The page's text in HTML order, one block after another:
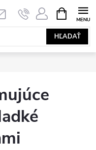
HĽADAŤ
KOŠÍK